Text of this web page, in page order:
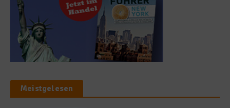
Meistgelesen